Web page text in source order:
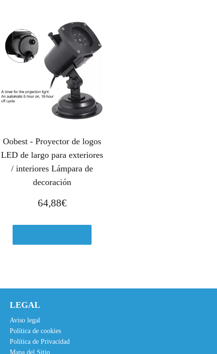
Oobest - Proyector de logos
LED de largo para exteriores
/ interiores Lámpara de
decoración
64,88€
LEGAL
Aviso legal
Política de cookies
Política de Privacidad
Mapa del Sitio